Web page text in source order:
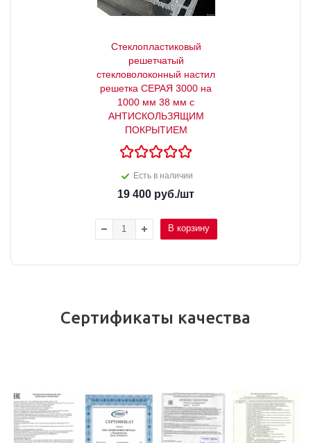
Стеклопластиковый
решетчатый
стекловолоконный настил
решетка СЕРАЯ 3000 на
1000 мм 38 мм с
АНТИСКОЛЬЗЯЩИМ
ПОКРЫТИЕМ
Есть в наличии
19 400 руб./шт
В корзину
Сертификаты качества